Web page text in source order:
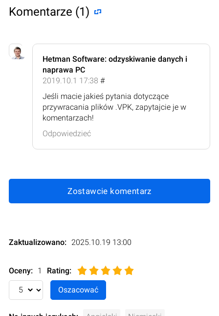
Komentarze (1)
Hetman Software: odzyskiwanie danych i
naprawa PC
2019.10.1 17:38 #
Jeśli macie jakieś pytania dotyczące
przywracania plików .VPK, zapytajcie je w
komentarzach!
Odpowiedzieć
Zostawcie komentarz
Zaktualizowano: 2025.10.19 13:00
Oceny: 1 Rating: